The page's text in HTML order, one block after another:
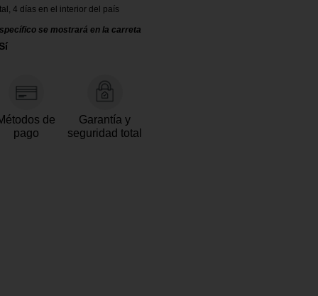
, 4 días en el interior del país
se mostrará en la carreta
de
pago
Garantía y
seguridad total